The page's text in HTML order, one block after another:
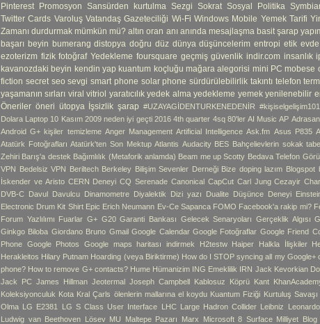
Pinterest Promosyon Sansürden kurtulma Sezgi Sokrat Sosyal Politika
Twitter Cards Varoluş Vatandaş Gazeteciliği Wi-Fi Windows Mobile Yemek Tarifi
Zamanı durdurmak mümkün mü? altın oran anı anında mesajlaşma basit şarap
başarı beyin bumerang distopya doğru düz dünya düşüncelerim entropi etik
ezoterizm fizik fotoğraf Yedekleme foursquare geçmiş güvenlik indir.com insanlık
kavanozdaki beyin kendin yap kuantum koçluğu mağara alegorisi mini PC mobese
fiction secret seo sevgi smart phone solar phone sürdürülebilirlik takıntı telefon
yaşamanın sırları viral vitriol yaratıcılık yedek alma yedekleme yemek yenilenebilir
Öneriler öneri ütopya İşsizlik şarap #UZAYAGİDENTURKENEDENİR #kişiselgelişim101
Dolara Laptop 10 Kasım 2009 neden iyi geçti 2016 4th quarter 4sq 80'ler AI Music AP Adrasan
Android G+ kişiler temizleme Anger Management Artificial Intelligence Ask.fm Asus P835
Atatürk Fotoğrafları Atatürk'ten Son Mektup Atlantis Audacity BES Bahçelievlerin sokak
Zehiri Barış'a destek Bağımlılık (Metaforik anlamda) Beam me up Scotty Bedava Telefon
VPN Bedelsiz VPN Beriltech Berkeley Bilişim Sevenler Derneği Bize doping lazım Blogspot
İskender ve Aristo CERN Deneyi CQ Serenade Canonical CapCut Carl Jung Cezayir
DVB-C Davul Davulcu Dinamometre Diyalektik Dizi yazı Dualite Düşünce Deneyi
Electronic Drum Kit Shirt Epic Erich Neumann Ev-Ce Sapanca FOMO Facebook'a rakip mi?
Forum Yazlılımı Fuarlar G+ G20 Garanti Bankası Gelecek Senaryoları Gerçeklik Algısı
Ginkgo Biloba Giordano Bruno Gmail Google Calendar Google Fotoğraflar Google Friend
Phone Google Photos Google maps haritası indirmek H2testw Haiper Halkla İlişkiler
Herakleitos Hilary Putnam Hoarding (veya Biriktirme) How do I STOP syncing all my Google+
phone? How to remove G+ contacts? Hume Hümanizim ING Emeklilik IRN Jack Kevorkian
Jack PC James Hillman Jeotermal Joseph Campbell Kablosuz Köprü Kant
Koleksiyonculuk Kota Kral Çarls ölenlerin mallarına el koydu Kuantum Fiziği Kurtuluş Savaşı
Olma LG E2381 LG S Class User Interface LHC Large Hadron Collider Leibniz
Ludwig van Beethoven Lösev MU Maltepe Pazarı Marx Microsoft 8 Surface Milliyet Blog